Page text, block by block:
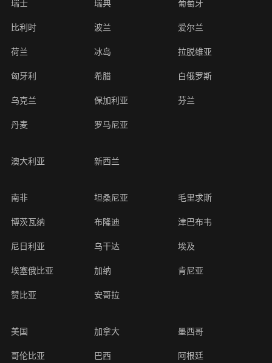
瑞士 瑞典 葡萄牙
比利时 波兰 爱尔兰
荷兰 冰岛 拉脱维亚
匈牙利 希腊 白俄罗斯
乌克兰 保加利亚 芬兰
丹麦 罗马尼亚
澳大利亚 新西兰
南非 坦桑尼亚 毛里求斯
博茨瓦纳 布隆迪 津巴布韦
尼日利亚 乌干达 埃及
埃塞俄比亚 加纳 肯尼亚
赞比亚 安哥拉
美国 加拿大 墨西哥
哥伦比亚 巴西 阿根廷